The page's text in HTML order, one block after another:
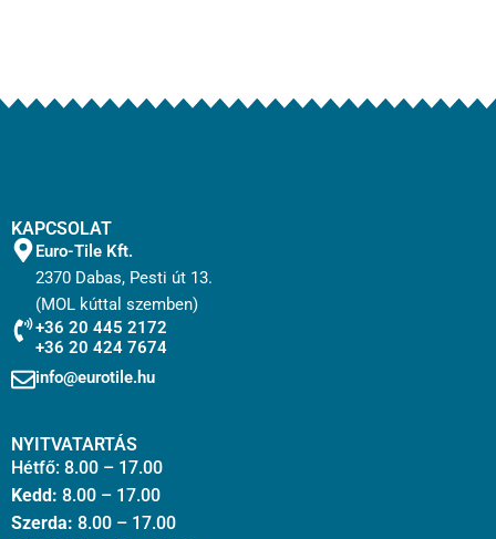
KAPCSOLAT
Euro-Tile Kft.
2370 Dabas, Pesti út 13.
(MOL kúttal szemben)
+36 20 445 2172
+36 20 424 7674
info@eurotile.hu
NYITVATARTÁS
Hétfő: 8.00 – 17.00
Kedd: 8.00 – 17.00
Szerda: 8.00 – 17.00